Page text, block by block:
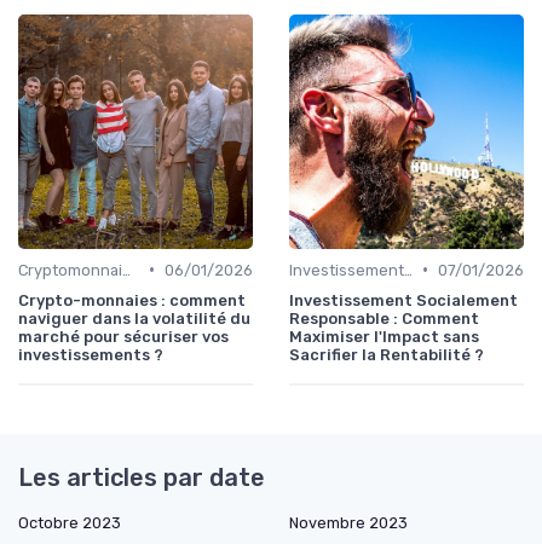
• 06/01/2026
Crypto-monnaies : comment
naviguer dans la volatilité du
marché pour sécuriser vos
investissements ?
• 07/01/2026
Investissement Socialement
Responsable : Comment
Maximiser l'Impact sans
Sacrifier la Rentabilité ?
Les articles par date
Octobre 2023
Novembre 2023